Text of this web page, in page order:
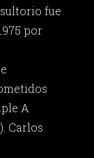
fue
por
A
Carlos